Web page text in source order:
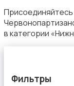
Футболки и поло
Присоединяйтесь
в категории
Фильтры